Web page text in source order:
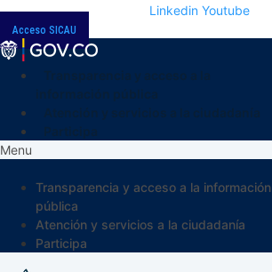
Linkedin Youtube
Acceso SICAU
Menu
Transparencia y acceso a la información
pública
Atención y servicios a la ciudadanía
Participa